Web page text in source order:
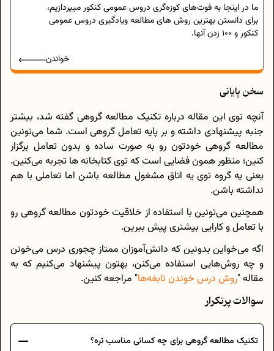
ما در اینجا به فوت‌های کوزه‌گری دروس عمومی کنکور میپردازیم،
برای دانستن بهترین روش های مطالعه ویادگیری دروس عمومی
کنکور و 100 زدن آنها.
خواندن
سخن پایانی
آنچه توی این مقاله درباره تکنیک مطالعه گروهی گفته شد، بیشتر
جنبه پیشنهادی داشته و بر پایه تعامل گروهی است. شما می‌تونین
مطالعه گروهی خودتون رو به صورت ساده و بدون تعامل برگزار
کنین؛ منظور همون فضایی است که توی کتابخانه ها تجربه می‌کنین.
یعنی یه گروه توی یه اتاق مشغول مطالعه باشن اما تعاملی با هم
نداشته باشن.
همچنین می‌تونین با استفاده از خلاقیت خودتون مطالعه گروهی رو
با تعامل و کارایی بیشتری پیش ببرین.
اگه می‌خواین بدونین که دانش‌آموزان ممتاز چجوری درس می‌خونن
و چه روش‌هایی استفاده می‌کنن، بهتون پیشنهاد می‌کنیم که به
مقاله "روش درس خوندن نابغه‌ها" مراجعه کنین.
سوالات پرتکرار
تکنیک مطالعه گروهی برای چه کسانی مناسب تره؟